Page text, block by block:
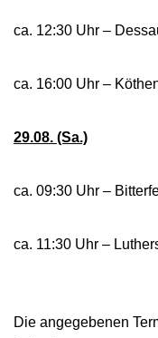
ca. 12:30 Uhr –
ca. 16:00 Uhr –
29.08. (Sa.)
ca. 09:30 Uhr –
ca. 11:30 Uhr –
Die angegebenen